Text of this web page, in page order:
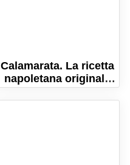
Calamarata. La ricetta
napoletana originale
per farla a casa!